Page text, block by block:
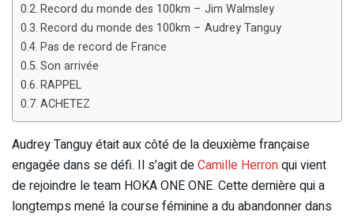
Record du monde des 100km – Jim Walmsley
Record du monde des 100km – Audrey Tanguy
Pas de record de France
Son arrivée
RAPPEL
ACHETEZ
Audrey Tanguy était aux côté de la deuxième française
engagée dans se défi. Il s’agit deCamille Herronqui vient
de rejoindre le team HOKA ONE ONE. Cette dernière qui a
longtemps mené la course féminine a du abandonner dans